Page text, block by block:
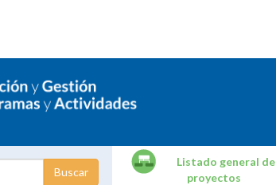
Listado general de
proyectos